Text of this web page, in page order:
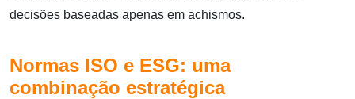
decisões baseadas apenas em achismos.
Normas ISO e ESG: uma
combinação estratégica